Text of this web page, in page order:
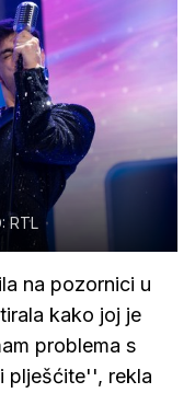
RTL
na pozornici u
kako joj je
problema s
plješćite'', rekla